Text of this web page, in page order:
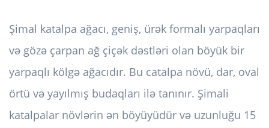
Şimal katalpa ağacı, geniş, ürək formalı yarpaqları
və gözə çarpan ağ çiçək dəstləri olan böyük bir
yarpaqlı kölgə ağacıdır. Bu catalpa növü, dar, oval
örtü və yayılmış budaqları ilə tanınır. Şimali
katalpalar növlərin ən böyüyüdür və uzunluğu 15